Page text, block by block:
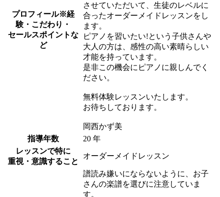
プロフィール※経
験・こだわり・
セールスポイントな
ど
させていただいて、生徒のレベルに
合ったオーダーメイドレッスンをし
ます。
ピアノを習いたい!という子供さんや
大人の方は、感性の高い素晴らしい
才能を持っています。
是非この機会にピアノに親しんでく
ださい。
無料体験レッスンいたします。
お待ちしております。
岡西かず美
指導年数
20 年
レッスンで特に
重視・意識すること
オーダーメイドレッスン
譜読み嫌いにならないように、お子
さんの楽譜を選びに注意していま
す。